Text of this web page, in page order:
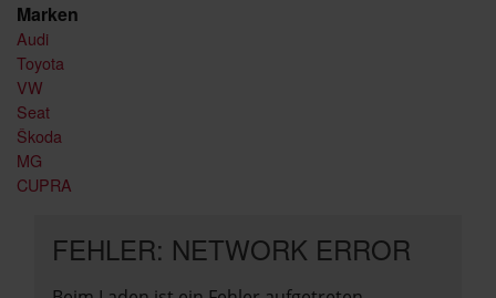
Marken
Audi
Toyota
VW
Seat
Škoda
MG
CUPRA
FEHLER: NETWORK ERROR